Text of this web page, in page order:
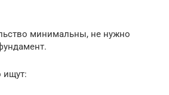
минимальны, не нужно
ищут: